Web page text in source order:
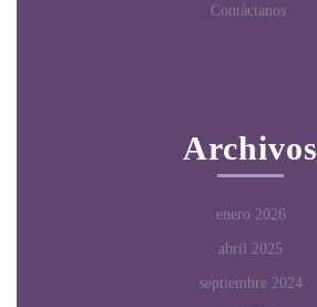
Contáctanos
Archivos
enero 2026
abril 2025
septiembre 2024